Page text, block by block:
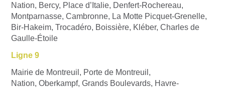
Nation, Bercy, Place d’Italie, Denfert-Rochereau,
Montparnasse, Cambronne, La Motte Picquet-Grenelle,
Bir-Hakeim, Trocadéro, Boissière, Kléber, Charles de
Gaulle-Étoile
Ligne 9
Mairie de Montreuil, Porte de Montreuil,
Nation, Oberkampf, Grands Boulevards, Havre-